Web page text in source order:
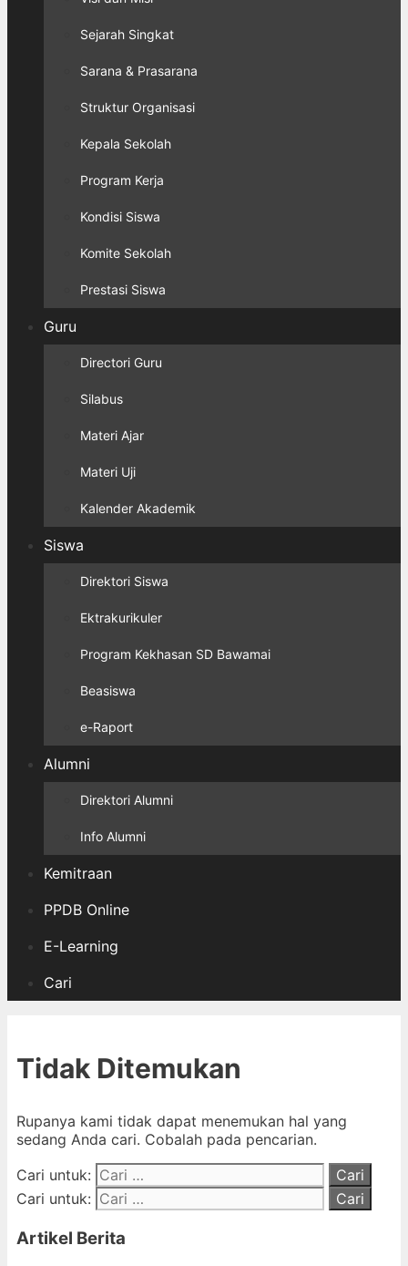
Sejarah Singkat
Sarana & Prasarana
Struktur Organisasi
Kepala Sekolah
Program Kerja
Kondisi Siswa
Komite Sekolah
Prestasi Siswa
Guru
Directori Guru
Silabus
Materi Ajar
Materi Uji
Kalender Akademik
Siswa
Direktori Siswa
Ektrakurikuler
Program Kekhasan SD Bawamai
Beasiswa
e-Raport
Alumni
Direktori Alumni
Info Alumni
Kemitraan
PPDB Online
E-Learning
Cari
Tidak Ditemukan
Rupanya kami tidak dapat menemukan hal yang
sedang Anda cari. Cobalah pada pencarian.
Cari untuk:
Cari untuk:
Artikel Berita